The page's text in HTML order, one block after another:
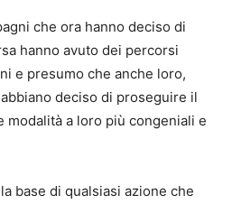
che ora hanno deciso di
hanno avuto dei percorsi
e presumo che anche loro,
deciso di proseguire il
modalità a loro più congeniali e
base di qualsiasi azione che